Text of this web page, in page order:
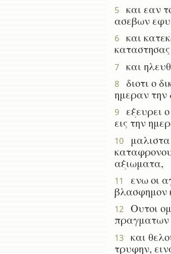
5
και εαν
ασεβων
6
και
7 και
8
διοτι ο
ημεραν την
9
εξευρει
εις την
10
αξιωματα,
11
ενω οι
βλασφημον
12
Ουτοι
πραγματων
13
και
τρυφην,